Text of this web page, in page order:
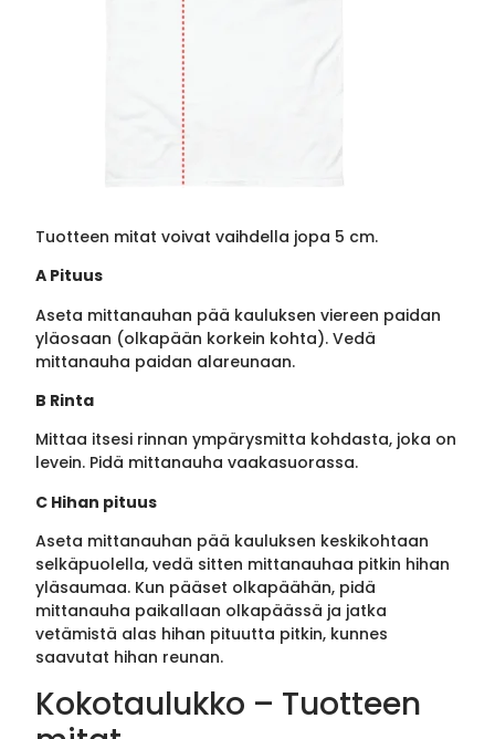
Tuotteen mitat voivat vaihdella jopa 5 cm.
A Pituus
Aseta mittanauhan pää kauluksen viereen paidan
yläosaan (olkapään korkein kohta). Vedä
mittanauha paidan alareunaan.
B Rinta
Mittaa itsesi rinnan ympärysmitta kohdasta, joka on
levein. Pidä mittanauha vaakasuorassa.
C Hihan pituus
Aseta mittanauhan pää kauluksen keskikohtaan
selkäpuolella, vedä sitten mittanauhaa pitkin hihan
yläsaumaa. Kun pääset olkapäähän, pidä
mittanauha paikallaan olkapäässä ja jatka
vetämistä alas hihan pituutta pitkin, kunnes
saavutat hihan reunan.
Kokotaulukko – Tuotteen